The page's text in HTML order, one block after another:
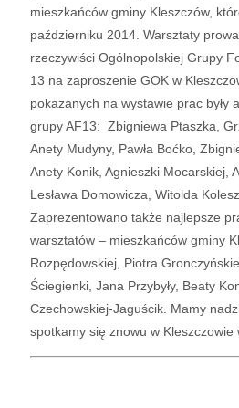
mieszkańców gminy Kleszczów,
październiku 2014. Warsztaty
rzeczywiści Ogólnopolskiej Grupy
13 na zaproszenie GOK w
pokazanych na wystawie prac były
grupy AF13: Zbigniewa Ptaszka,
Anety Mudyny, Pawła Boćko,
Anety Konik, Agnieszki Mocarskiej,
Lesława Domowicza, Witolda
Zaprezentowano także najlepsze
warsztatów – mieszkańców gminy
Rozpędowskiej, Piotra
Ściegienki, Jana Przybyły, Beaty
Czechowskiej-Jaguścik. Mamy
spotkamy się znowu w